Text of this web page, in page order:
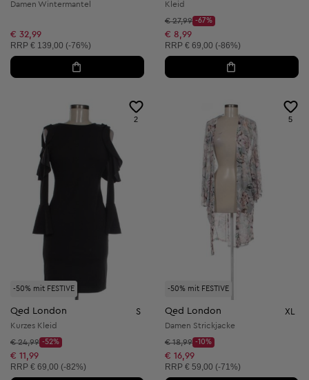
Damen Wintermantel
€ 32,99
Unverbindliche Preisempfehlung:
RRP € 139,00 (-76%)
Kleid
Startpreis:
€ 27,99
Discount Price:
-67%
Reduzierter Preis:
€ 8,99
Unverbindliche Preisempfehlung:
RRP € 69,00 (-86%)
-50% mit FESTIVE
2
Qed London S
Kurzes Kleid
Startpreis:
€ 24,99
Discount Price:
-52%
Reduzierter Preis:
€ 11,99
Unverbindliche Preisempfehlung:
RRP € 69,00 (-82%)
-50% mit FESTIVE
5
Qed London XL
Damen Strickjacke
Startpreis:
€ 18,99
Discount Price:
-10%
Reduzierter Preis:
€ 16,99
Unverbindliche Preisempfehlung:
RRP € 59,00 (-71%)